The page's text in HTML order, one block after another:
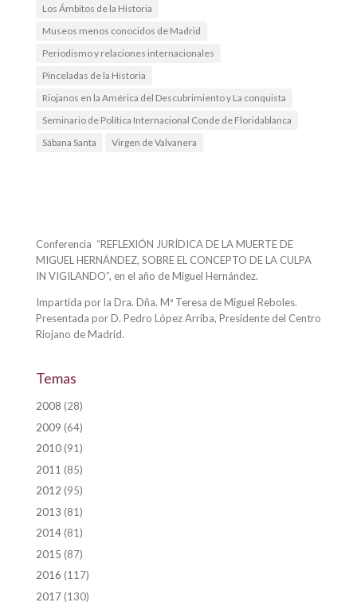
Los Ámbitos de la Historia
Museos menos conocidos de Madrid
Periodismo y relaciones internacionales
Pinceladas de la Historia
Riojanos en la América del Descubrimiento y La conquista
Seminario de Política Internacional Conde de Floridablanca
Sábana Santa
Virgen de Valvanera
Conferencia “REFLEXIÓN JURÍDICA DE LA MUERTE DE
MIGUEL HERNÁNDEZ, SOBRE EL CONCEPTO DE LA CULPA
IN VIGILANDO”, en el año de Miguel Hernández.
Impartida por la Dra. Dña. Mª Teresa de Miguel Reboles.
Presentada por D. Pedro López Arriba, Presidente del Centro
Riojano de Madrid.
Temas
2008 (28)
2009 (64)
2010(91)
2011 (85)
2012 (95)
2013 (81)
2014(81)
2015 (87)
2016 (117)
2017(130)